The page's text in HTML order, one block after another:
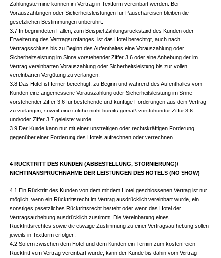
Zahlungstermine können im Vertrag in Textform vereinbart werden. Bei
Vorauszahlungen oder Sicherheitsleistungen für Pauschalreisen bleiben die
gesetzlichen Bestimmungen unberührt.
3.7 In begründeten Fällen, zum Beispiel Zahlungsrückstand des Kunden oder
Erweiterung des Vertragsumfanges, ist das Hotel berechtigt, auch nach
Vertragsschluss bis zu Beginn des Aufenthaltes eine Vorauszahlung oder
Sicherheitsleistung im Sinne vorstehender Ziffer 3.6 oder eine Anhebung der im
Vertrag vereinbarten Vorauszahlung oder Sicherheitsleistung bis zur vollen
vereinbarten Vergütung zu verlangen.
3.8 Das Hotel ist ferner berechtigt, zu Beginn und während des Aufenthaltes vom
Kunden eine angemessene Vorauszahlung oder Sicherheitsleistung im Sinne
vorstehender Ziffer 3.6 für bestehende und künftige Forderungen aus dem Vertrag
zu verlangen, soweit eine solche nicht bereits gemäß vorstehender Ziffer 3.6
und/oder Ziffer 3.7 geleistet wurde.
3.9 Der Kunde kann nur mit einer unstreitigen oder rechtskräftigen Forderung
gegenüber einer Forderung des Hotels aufrechnen oder verrechnen.
4 RÜCKTRITT DES KUNDEN (ABBESTELLUNG, STORNIERUNG)/
NICHTINANSPRUCHNAHME DER LEISTUNGEN DES HOTELS (NO SHOW)
4.1 Ein Rücktritt des Kunden von dem mit dem Hotel geschlossenen Vertrag ist nur
möglich, wenn ein Rücktrittsrecht im Vertrag ausdrücklich vereinbart wurde, ein
sonstiges gesetzliches Rücktrittsrecht besteht oder wenn das Hotel der
Vertragsaufhebung ausdrücklich zustimmt. Die Vereinbarung eines
Rücktrittsrechtes sowie die etwaige Zustimmung zu einer Vertragsaufhebung sollen
jeweils in Textform erfolgen.
4.2 Sofern zwischen dem Hotel und dem Kunden ein Termin zum kostenfreien
Rücktritt vom Vertrag vereinbart wurde, kann der Kunde bis dahin vom Vertrag